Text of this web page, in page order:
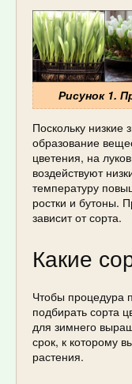
Рисунок 1.
Поскольку
образование
цветения, на
воздействуют
температуру
ростки и бутоны.
зависит от сорта.
Какие
Чтобы процедура
подбирать сорта
для зимнего
срок, к которому
растения.